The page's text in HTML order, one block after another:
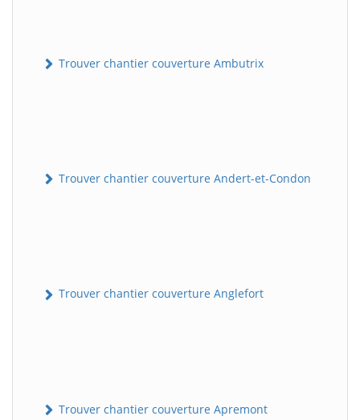
Trouver chantier couverture Ambutrix
Trouver chantier couverture Andert-et-Condon
Trouver chantier couverture Anglefort
Trouver chantier couverture Apremont